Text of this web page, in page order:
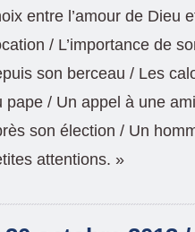
entre l’amour de Dieu
/ L’importance de
son berceau / Les
pape / Un appel à une
son élection / Un
attentions. »